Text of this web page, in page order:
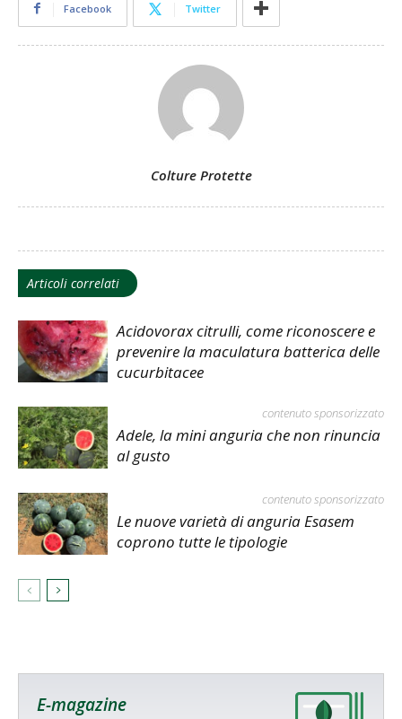
Facebook Twitter
Colture Protette
Articoli correlati
Acidovorax citrulli, come riconoscere e
prevenire la maculatura batterica delle
cucurbitacee
contenuto sponsorizzato
Adele, la mini anguria che non rinuncia
al gusto
contenuto sponsorizzato
Le nuove varietà di anguria Esasem
coprono tutte le tipologie
E-magazine